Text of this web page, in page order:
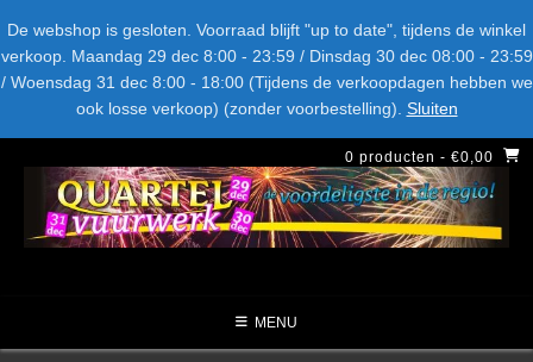
De webshop is gesloten. Voorraad blijft "up to date", tijdens de winkel
verkoop. Maandag 29 dec 8:00 - 23:59 / Dinsdag 30 dec 08:00 - 23:59
/ Woensdag 31 dec 8:00 - 18:00 (Tijdens de verkoopdagen hebben we
ook losse verkoop) (zonder voorbestelling). Sluiten
naar
inhoud
LEVERANCIERS TYPE AANBIEDINGEN CATEGORIE
NIEUW DIT JAAR
MENU
0 producten - €0,00